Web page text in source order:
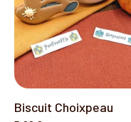
Biscuit Choixpeau